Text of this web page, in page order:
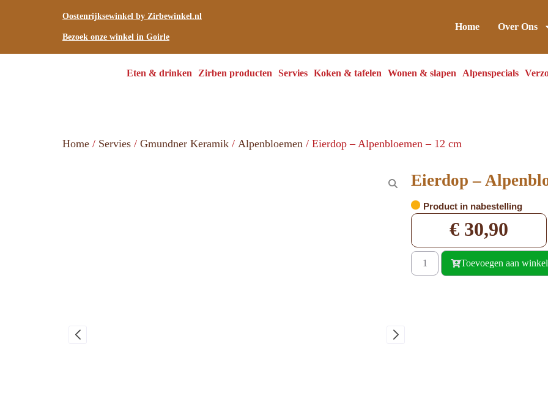
Oostenrijksewinkel by Zirbewinkel.nl
Bezoek onze winkel in Goirle
Home Over Ons
Eten & drinken Zirben producten Servies Koken & tafelen Wonen & slapen Alpenspecials
Home / Servies / Gmundner Keramik / Alpenbloemen / Eierdop – Alpenbloemen – 12 cm
Eierdop –
Product in nabestelling
€ 30,90
Toevoegen aan